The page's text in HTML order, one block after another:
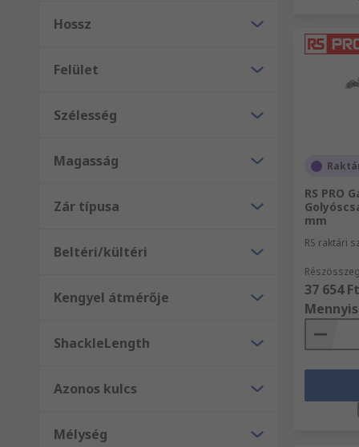
Hossz
Felület
Szélesség
Magasság
Zár típusa
Beltéri/kültéri
Kengyel átmérője
ShackleLength
Azonos kulcs
Mélység
RS PRO
mm
RS raktári
37 654 Ft